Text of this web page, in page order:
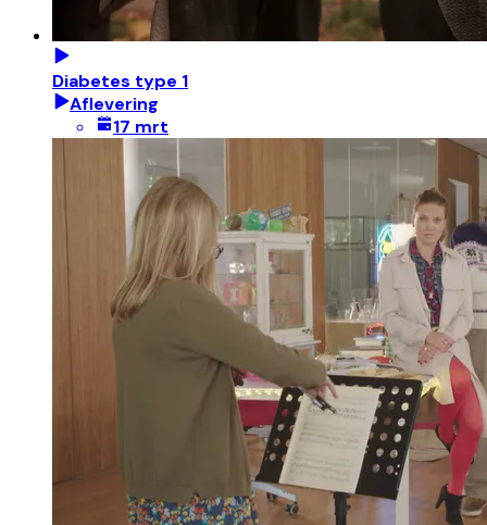
Diabetes type 1
Aflevering
17 mrt